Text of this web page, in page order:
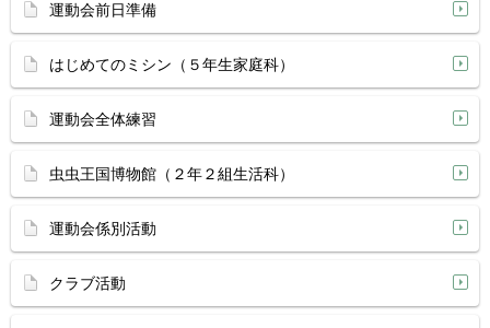
運動会前日準備
はじめてのミシン（５年生家庭科）
運動会全体練習
虫虫王国博物館（２年２組生活科）
運動会係別活動
クラブ活動